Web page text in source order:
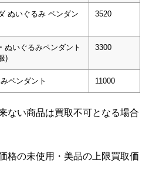
ぬいぐるみ ペンダン
3520
ぬいぐるみペンダント
)
3300
ペンダント 11000
ない商品は買取不可となる場合
格の未使用・美品の上限買取価